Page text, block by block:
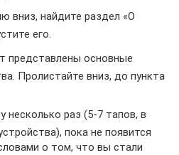
вниз, найдите раздел «О
его.
представлены основные
Пролистайте вниз, до пункта
несколько раз (5-7 тапов, в
пока не появится
о том, что вы стали